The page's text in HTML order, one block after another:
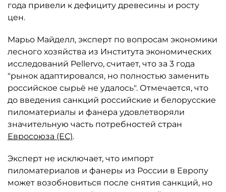
года привели к дефициту древесины и росту
цен.
Марьо Майделл, эксперт по вопросам экономики
лесного хозяйства из Института экономических
исследований Pellervo, считает, что за 3 года
"рынок адаптировался, но полностью заменить
российское сырьё не удалось". Отмечается, что
до введения санкций российские и белорусские
пиломатериалы и фанера удовлетворяли
значительную часть потребностей стран
Евросоюза (ЕС).
Эксперт не исключает, что импорт
пиломатериалов и фанеры из России в Европу
может возобновиться после снятия санкций, но